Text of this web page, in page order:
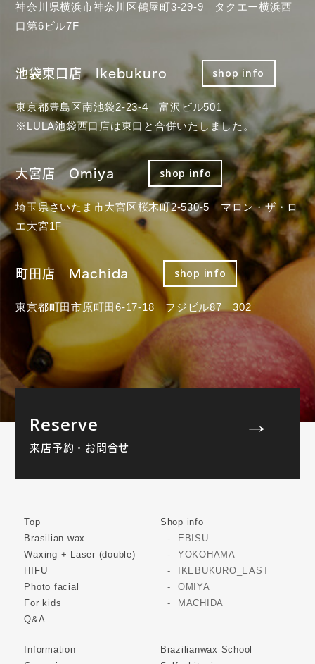
神奈川県横浜市神奈川区鶴屋町3-29-9 タクエー横浜西
口第6ビル7F
池袋東口店 Ikebukuro shop info
東京都豊島区南池袋2-23-4 富沢ビル501
※LULA池袋西口店は東口と合併いたしました。
大宮店 Omiya shop info
埼玉県さいたま市大宮区桜木町2-530-5 マロン・ザ・ロ
エ大宮1F
町田店 Machida shop info
東京都町田市原町田6-17-18 フジビル87 302
Reserve
来店予約・お問合せ
Top
Brasilian wax
Waxing + Laser (double)
HIFU
Photo facial
For kids
Q&A
Shop info
EBISU
YOKOHAMA
IKEBUKURO_EAST
OMIYA
MACHIDA
Information
Brazilianwax School